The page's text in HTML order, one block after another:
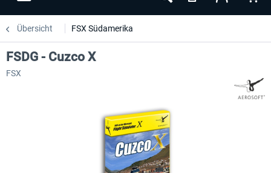
Übersicht FSX Südamerika
FSDG - Cuzco X
FSX